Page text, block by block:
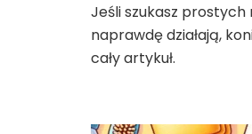
Jeśli szukasz
naprawdę działają,
cały artykuł.